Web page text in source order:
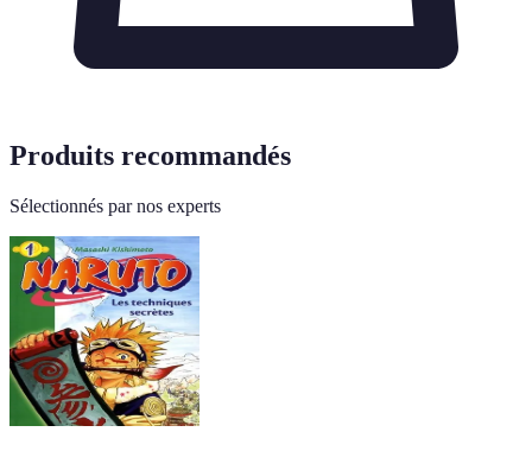
Produits recommandés
Sélectionnés par nos experts